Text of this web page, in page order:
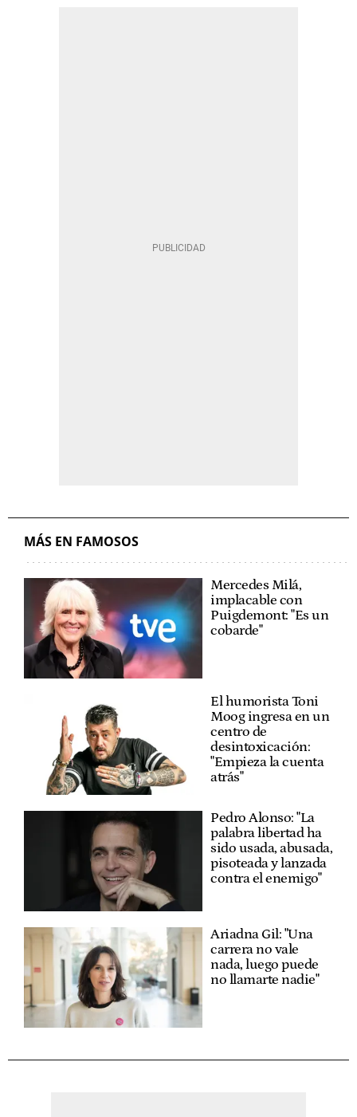
MÁS EN FAMOSOS
Mercedes Milá,
implacable con
Puigdemont: "Es un
cobarde"
El humorista Toni
Moog ingresa en un
centro de
desintoxicación:
"Empieza la cuenta
atrás"
Pedro Alonso: "La
palabra libertad ha
sido usada, abusada,
pisoteada y lanzada
contra el enemigo"
Ariadna Gil: "Una
carrera no vale
nada, luego puede
no llamarte nadie"